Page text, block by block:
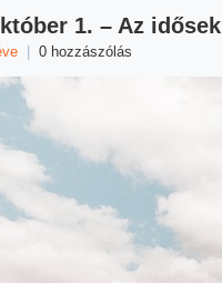
1. – Az
0 hozzászólás